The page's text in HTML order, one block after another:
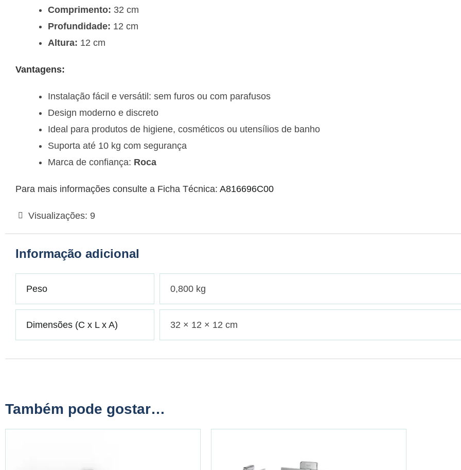
Comprimento: 32 cm
Profundidade: 12 cm
Altura: 12 cm
Vantagens:
Instalação fácil e versátil: sem furos ou com parafusos
Design moderno e discreto
Ideal para produtos de higiene, cosméticos ou utensílios de banho
Suporta até 10 kg com segurança
Marca de confiança: Roca
Para mais informações consulte a Ficha Técnica: A816696C00
Visualizações: 9
Informação adicional
Peso 0,800 kg
Dimensões (C x L x A) 32 × 12 × 12 cm
Também pode gostar…